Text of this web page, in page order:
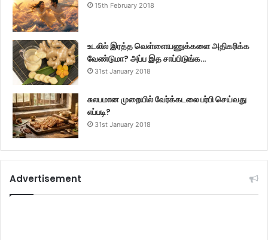
15th February 2018
உடலில் இரத்த வெள்ளையணுக்களை அதிகரிக்க
வேண்டுமா? அப்ப இத சாப்பிடுங்க…
31st January 2018
சுலபமான முறையில் வேர்க்கடலை பர்பி செய்வது
எப்படி?
31st January 2018
Advertisement